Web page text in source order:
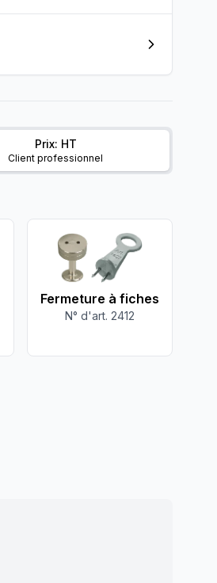
Prix: HT
Client professionnel
Fermeture à fiches
N° d'art. 2412